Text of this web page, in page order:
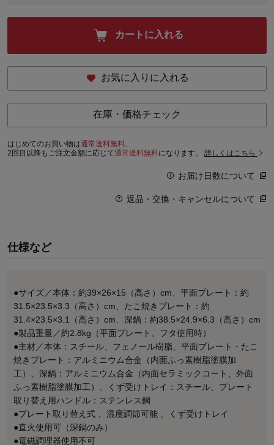
カートに入れる
お気に入りに入れる
在庫・価格チェック
はじめてのお買い物は通常送料無料。
2回目以降もご注文金額に応じて通常送料無料になります。 詳しくはこちら
お届け日数について
返品・交換・キャンセルについて
仕様など
●サイズ／本体：約39×26×15（高さ）cm、平面プレート：約
31.5×23.5×3.3（高さ）cm、たこ焼きプレート：約
31.4×23.5×3.1（高さ）cm、深鍋：約38.5×24.9×6.3（高さ）cm
●製品重量／約2.8kg（平面プレート、フタ使用時）
●主材／本体：スチール、フェノール樹脂、平面プレート・たこ
焼きプレート：アルミニウム合金（内面ふっ素樹脂塗膜加
工）、深鍋：アルミニウム合金（内面セラミックコート、外面
ふっ素樹脂塗膜加工）、くず受けトレイ：スチール、プレート
取り替え用ハンドル：ステンレス鋼
●プレート取り替え式 、温度調節可能 、くず受けトレイ
●直火使用可（深鍋のみ）
●電磁調理器使用不可